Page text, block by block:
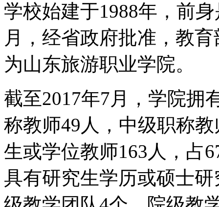
学校始建于1988年，前
月，经省政府批准，教
为山东旅游职业学院。
截至2017年7月，学院拥
称教师49人，中级职称
生或学位教师163人，占
具有研究生学历或硕士